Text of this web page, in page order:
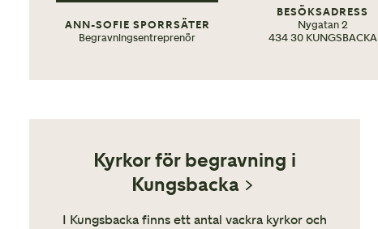
ANN-SOFIE SPORRSÄTER
Begravningsentreprenör
BESÖKSADRESS
Nygatan 2
434 30 KUNGSBACKA
Kyrkor för begravning i
Kungsbacka
I Kungsbacka finns ett antal vackra kyrkor och